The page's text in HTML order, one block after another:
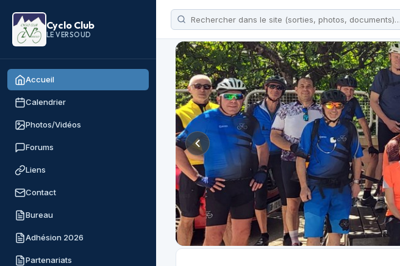
Cyclo Club
LE VERSOUD
Accueil
Calendrier
Photos/Vidéos
Forums
Liens
Contact
Bureau
Adhésion 2026
Partenariats